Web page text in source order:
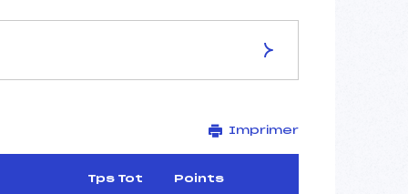
LA BLEUE
1520
Imprimer
Tps Tot Points